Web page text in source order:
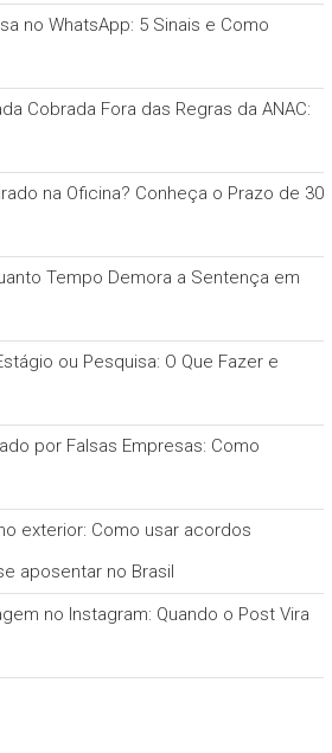
no WhatsApp: 5 Sinais e Como
Cobrada Fora das Regras da ANAC:
na Oficina? Conheça o Prazo de 30
Tempo Demora a Sentença em
ou Pesquisa: O Que Fazer e
por Falsas Empresas: Como
exterior: Como usar acordos
aposentar no Brasil
no Instagram: Quando o Post Vira